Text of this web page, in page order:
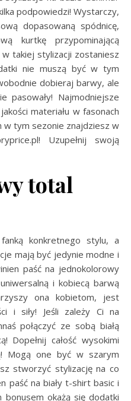
podpowiedzi! Wystarczy,
dopasowaną spódnicę,
kurtkę przypominającą
takiej stylizacji zostaniesz
nie muszą być w tym
dobieraj barwy, ale
Najmodniejsze
materiału w fasonach
w tym sezonie znajdziesz w
Uzupełnij swoją
total
konkretnego stylu, a
mają być jedynie modne i
paść na jednokolorowy
i kobiecą barwą
ona kobietom, jest
i siły! Jeśli zależy Ci na
połączyć ze sobą białą
Dopełnij całość wysokimi
Mogą one być w szarym
stworzyć stylizację na co
paść na biały t-shirt basic i
bonusem okażą się dodatki